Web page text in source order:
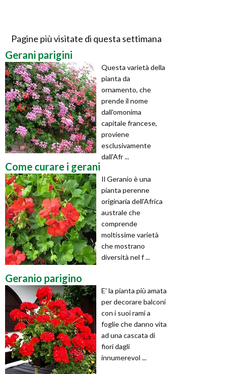
Pagine più visitate di questa settimana
Gerani parigini
Questa varietà della
pianta da
ornamento, che
prende il nome
dall'omonima
capitale francese,
proviene
esclusivamente
dall'Afr ...
Come curare i gerani
Il Geranio è una
pianta perenne
originaria dell'Africa
australe che
comprende
moltissime varietà
che mostrano
diversità nel f ...
Geranio parigino
E' la pianta più amata
per decorare balconi
con i suoi rami a
foglie che danno vita
ad una cascata di
fiori dagli
innumerevol ...